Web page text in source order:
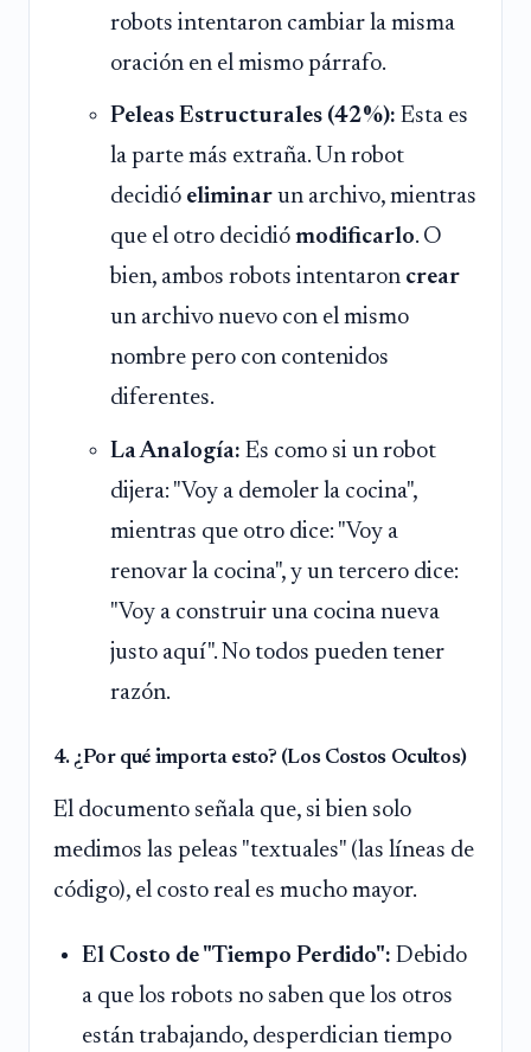
robots intentaron cambiar la misma
oración en el mismo párrafo.
Peleas Estructurales (42%): Esta es
la parte más extraña. Un robot
decidió eliminar un archivo, mientras
que el otro decidió modificarlo. O
bien, ambos robots intentaron crear
un archivo nuevo con el mismo
nombre pero con contenidos
diferentes.
La Analogía: Es como si un robot
dijera: "Voy a demoler la cocina",
mientras que otro dice: "Voy a
renovar la cocina", y un tercero dice:
"Voy a construir una cocina nueva
justo aquí". No todos pueden tener
razón.
4. ¿Por qué importa esto? (Los Costos Ocultos)
El documento señala que, si bien solo
medimos las peleas "textuales" (las líneas de
código), el costo real es mucho mayor.
El Costo de "Tiempo Perdido": Debido
a que los robots no saben que los otros
están trabajando, desperdician tiempo